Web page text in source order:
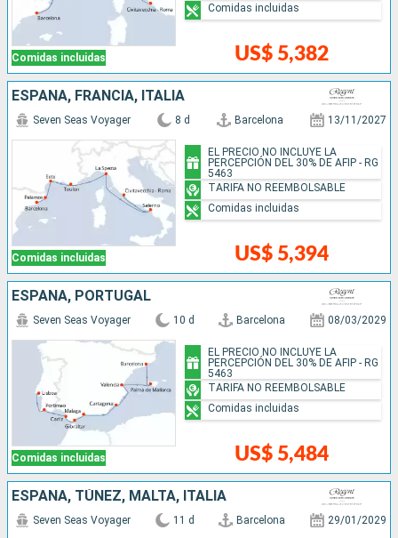
Comidas incluidas US$ 5,382
Comidas incluidas
ESPAÑA, FRANCIA, ITALIA
Comidas incluidas
Seven Seas Voyager 8 d Barcelona 13/11/2027
US$ 5,394
EL PRECIO NO INCLUYE LA
PERCEPCIÓN DEL 30% DE AFIP - RG
5463
TARIFA NO REEMBOLSABLE
Comidas incluidas
ESPAÑA, PORTUGAL
Comidas incluidas
Seven Seas Voyager 10 d Barcelona 08/03/2029
US$ 5,484
EL PRECIO NO INCLUYE LA
PERCEPCIÓN DEL 30% DE AFIP - RG
5463
TARIFA NO REEMBOLSABLE
Comidas incluidas
ESPAÑA, TÚNEZ, MALTA, ITALIA
Seven Seas Voyager 11 d Barcelona 29/01/2029